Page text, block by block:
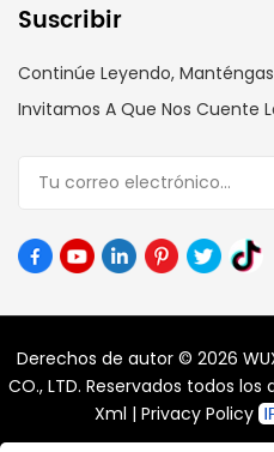
Suscribir
Continúe Leyendo,
Invitamos A Que Nos Cuente
Derechos de autor © 2026 WUXI
CO., LTD. Reservados todos los
Xml | Privacy Policy